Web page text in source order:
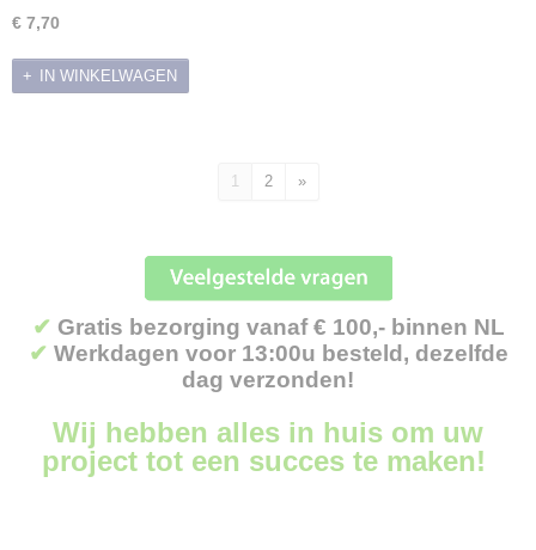
€ 7,70
IN WINKELWAGEN
1 2 »
✔ Gratis bezorging vanaf € 100,- binnen NL
✔ Werkdagen voor 13:00u besteld, dezelfde
dag verzonden!
Wij hebben alles in huis om uw
project tot een succes te maken!